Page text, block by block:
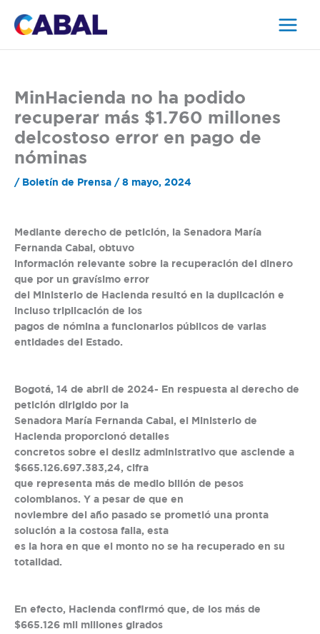
MinHacienda no ha podido
recuperar más $1.760 millones
delcostoso error en pago de
nóminas
/ Boletín de Prensa / 8 mayo, 2024
Mediante derecho de petición, la Senadora María
Fernanda Cabal, obtuvo
información relevante sobre la recuperación del dinero
que por un gravísimo error
del Ministerio de Hacienda resultó en la duplicación e
incluso triplicación de los
pagos de nómina a funcionarios públicos de varias
entidades del Estado.
Bogotá, 14 de abril de 2024- En respuesta al derecho de
petición dirigido por la
Senadora María Fernanda Cabal, el Ministerio de
Hacienda proporcionó detalles
concretos sobre el desliz administrativo que asciende a
$665.126.697.383,24, cifra
que representa más de medio billón de pesos
colombianos. Y a pesar de que en
noviembre del año pasado se prometió una pronta
solución a la costosa falla, esta
es la hora en que el monto no se ha recuperado en su
totalidad.
En efecto, Hacienda confirmó que, de los más de
$665.126 mil millones girados